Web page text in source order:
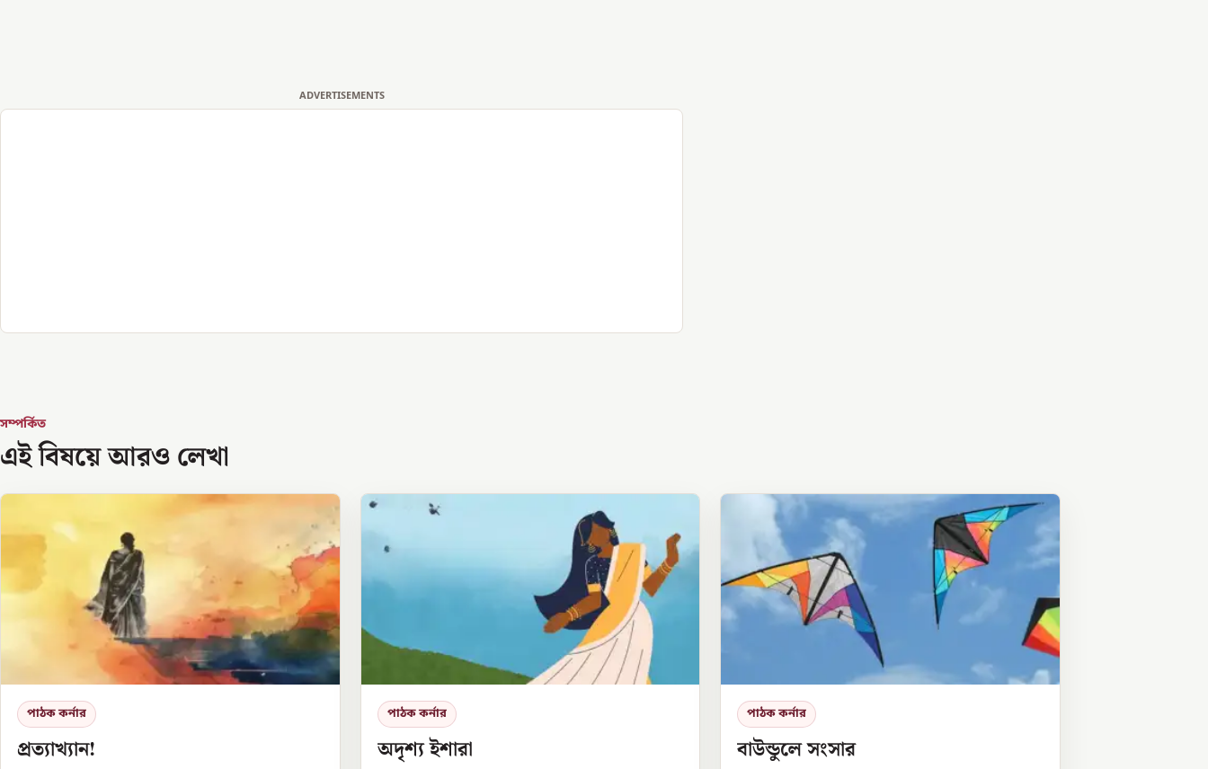
ADVERTISEMENTS
সম্পর্কিত
এই বিষয়ে আরও লেখা
পাঠক কর্নার
প্রত্যাখ্যান!
পাঠক কর্নার
অদৃশ্য ইশারা
পাঠক কর্নার
বাউন্ডুলে সংসার